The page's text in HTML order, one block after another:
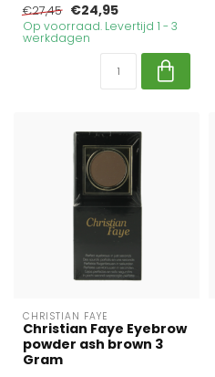
€27,45 €24,95
Op voorraad. Levertijd 1 - 3
werkdagen
CHRISTIAN FAYE
Christian Faye Eyebrow
powder ash brown 3
Gram